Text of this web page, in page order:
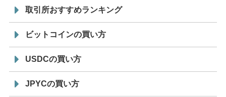
取引所おすすめランキング
ビットコインの買い方
USDCの買い方
JPYCの買い方